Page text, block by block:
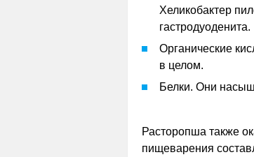
Хеликобактер
гастродуоденита.
Органические
в целом.
Белки. Они
Расторопша также
пищеварения